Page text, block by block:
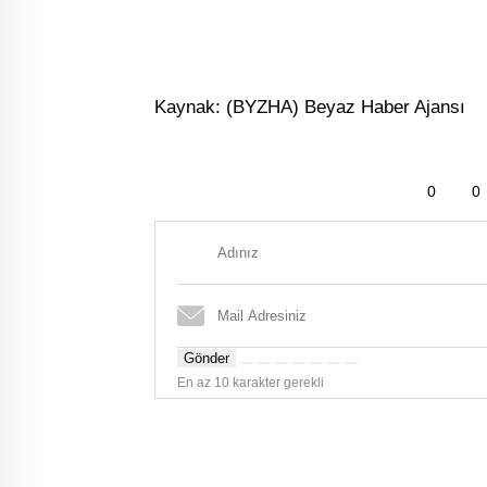
Kaynak: (BYZHA) Beyaz Haber Ajansı
0 0
Gönder
En az 10 karakter gerekli